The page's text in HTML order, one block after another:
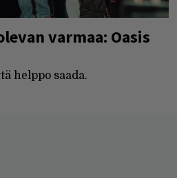
varmaa: Oasis
helppo saada.